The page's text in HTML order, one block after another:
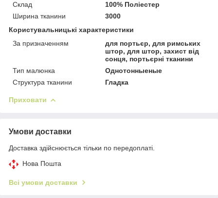
Склад
100% Поліестер
Ширина тканини
3000
Користувальницькі характеристики
За призначенням
для портьєр, для римських
штор, для штор, захист від
сонця, портьєрні тканини
Тип малюнка
Однотонныеные
Структура тканини
Гладка
Приховати
Умови доставки
Доставка здійснюється тільки по передоплаті.
Нова Пошта
Всі умови доставки